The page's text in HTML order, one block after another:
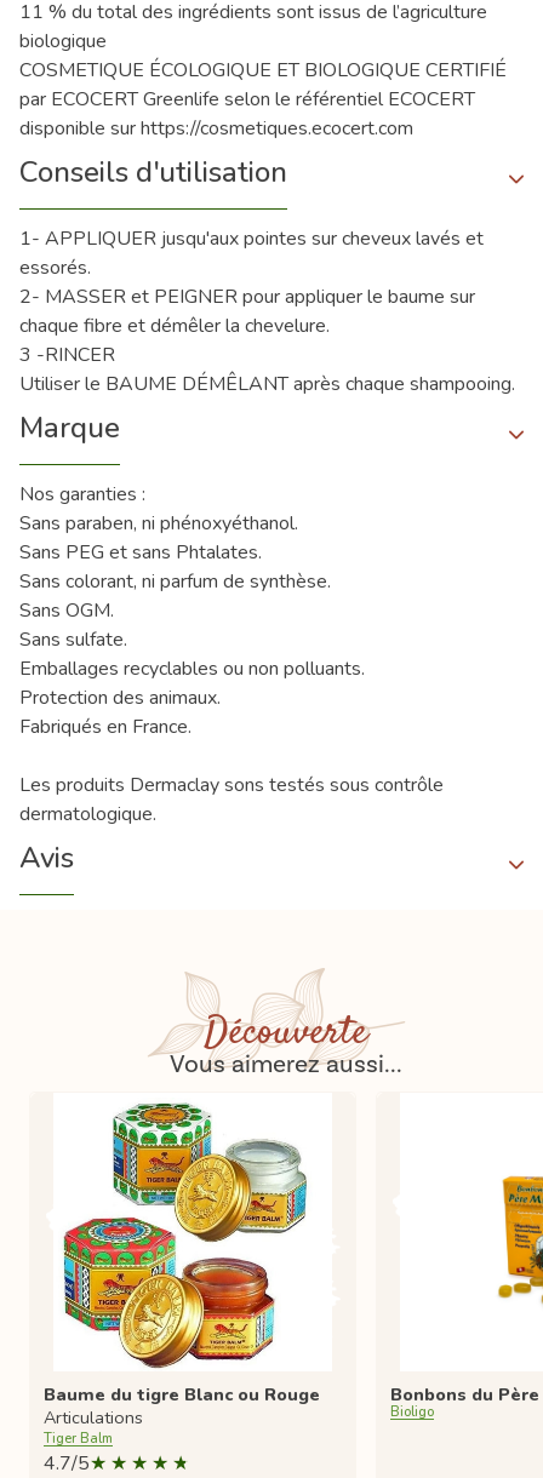
11 % du total des ingrédients sont issus de l’agriculture
biologique
COSMETIQUE ÉCOLOGIQUE ET BIOLOGIQUE CERTIFIÉ
par ECOCERT Greenlife selon le référentiel ECOCERT
disponible sur https://cosmetiques.ecocert.com
Conseils d'utilisation
1- APPLIQUER jusqu'aux pointes sur cheveux lavés et
essorés.
2- MASSER et PEIGNER pour appliquer le baume sur
chaque fibre et démêler la chevelure.
3 -RINCER
Utiliser le BAUME DÉMÊLANT après chaque shampooing.
Marque
Nos garanties :
Sans paraben, ni phénoxyéthanol.
Sans PEG et sans Phtalates.
Sans colorant, ni parfum de synthèse.
Sans OGM.
Sans sulfate.
Emballages recyclables ou non polluants.
Protection des animaux.
Fabriqués en France.
Les produits Dermaclay sons testés sous contrôle
dermatologique.
Avis
Découverte
Vous aimerez aussi...
Baume du tigre Blanc ou Rouge
Articulations
Tiger Balm
4.7/5
Bonbons du
Bioligo